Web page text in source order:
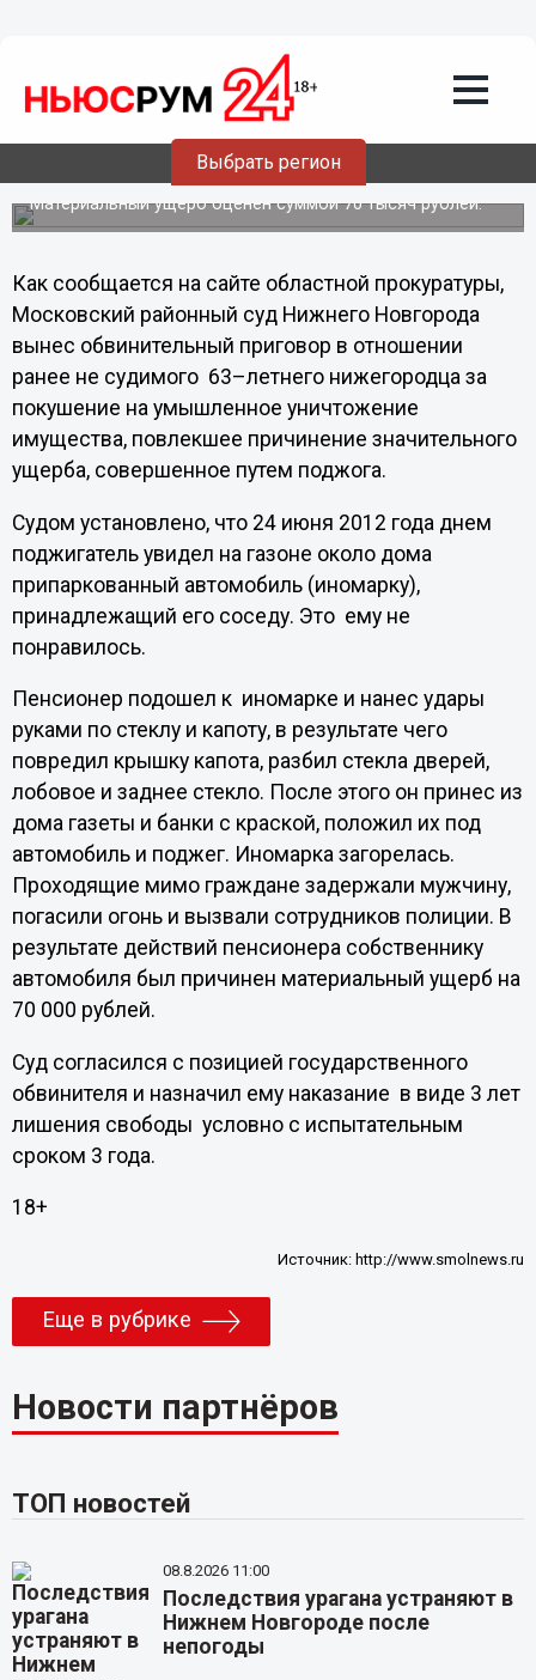
Выбрать регион
Нижегородский пенсионер получил 3
года условно за поджог соседской
Материальный ущерб оценен суммой 70 тысяч рублей.
Как сообщается на сайте областной прокуратуры,
Московский районный суд Нижнего Новгорода
вынес обвинительный приговор в отношении
ранее не судимого 63–летнего нижегородца за
покушение на умышленное уничтожение
имущества, повлекшее причинение значительного
ущерба, совершенное путем поджога.
Судом установлено, что 24 июня 2012 года днем
поджигатель увидел на газоне около дома
припаркованный автомобиль (иномарку),
принадлежащий его соседу. Это ему не
понравилось.
Пенсионер подошел к иномарке и нанес удары
руками по стеклу и капоту, в результате чего
повредил крышку капота, разбил стекла дверей,
лобовое и заднее стекло. После этого он принес из
дома газеты и банки с краской, положил их под
автомобиль и поджег. Иномарка загорелась.
Проходящие мимо граждане задержали мужчину,
погасили огонь и вызвали сотрудников полиции. В
результате действий пенсионера собственнику
автомобиля был причинен материальный ущерб на
70 000 рублей.
Суд согласился с позицией государственного
обвинителя и назначил ему наказание в виде 3 лет
лишения свободы условно с испытательным
сроком 3 года.
18+
Источник: http://www.smolnews.ru
Еще в рубрике
Новости партнёров
ТОП новостей
08.8.2026 11:00
Последствия урагана устраняют в
Нижнем Новгороде после
непогоды